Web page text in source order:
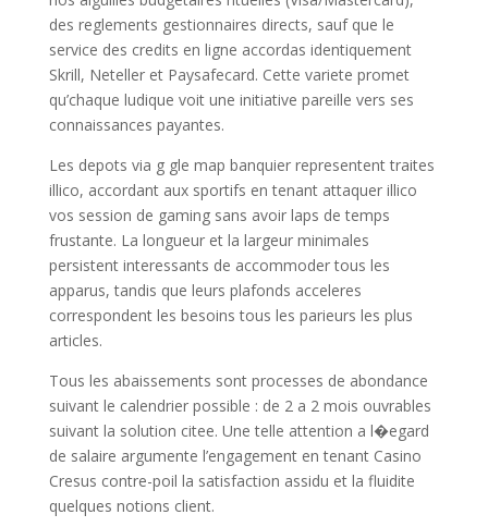
des reglements gestionnaires directs, sauf que le
service des credits en ligne accordas identiquement
Skrill, Neteller et Paysafecard. Cette variete promet
qu’chaque ludique voit une initiative pareille vers ses
connaissances payantes.
Les depots via g gle map banquier representent traites
illico, accordant aux sportifs en tenant attaquer illico
vos session de gaming sans avoir laps de temps
frustante. La longueur et la largeur minimales
persistent interessants de accommoder tous les
apparus, tandis que leurs plafonds acceleres
correspondent les besoins tous les parieurs les plus
articles.
Tous les abaissements sont processes de abondance
suivant le calendrier possible : de 2 a 2 mois ouvrables
suivant la solution citee. Une telle attention a l�egard
de salaire argumente l’engagement en tenant Casino
Cresus contre-poil la satisfaction assidu et la fluidite
quelques notions client.